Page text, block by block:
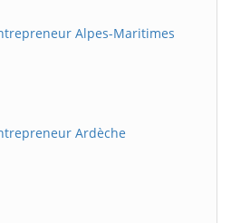
Alpes-Maritimes
Ardèche